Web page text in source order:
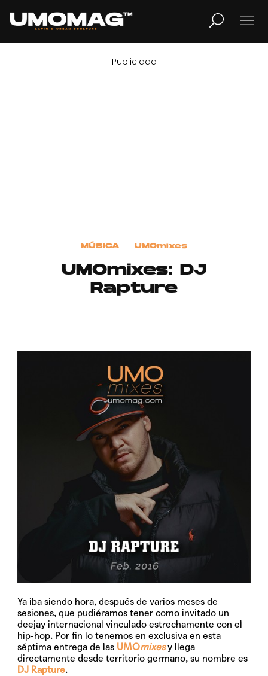
LIFESTYLE
DERECHOS RESERVADOS.
Publicidad
MÚSICA UMOmixes
UMOmixes: DJ
Rapture
Ya iba siendo hora, después de varios meses de
sesiones, que pudiéramos tener como invitado un
deejay internacional vinculado estrechamente con el
hip-hop. Por fin lo tenemos en exclusiva en esta
séptima entrega de las UMOmixes y llega
directamente desde territorio germano, su nombre es
DJ Rapture.